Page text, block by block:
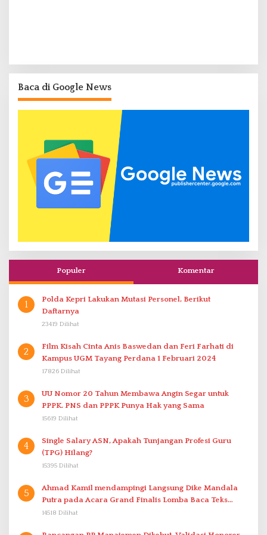
Baca di Google News
Populer Komentar
1
Polda Kepri Lakukan Mutasi Personel, Berikut
Daftarnya
23419 Dilihat
2
Film Kisah Cinta Anis Baswedan dan Feri Farhati di
Kampus UGM Tayang Perdana 1 Februari 2024
17826 Dilihat
3
UU Nomor 20 Tahun Membawa Angin Segar untuk
PPPK. PNS dan PPPK Punya Hak yang Sama
15619 Dilihat
4
Single Salary ASN, Apakah Tunjangan Profesi Guru
(TPG) Hilang?
15395 Dilihat
5
Ahmad Kamil mendampingi Langsung Dike Mandala
Putra pada Acara Grand Finalis Lomba Baca Teks
Proklamasi Mirip Bung Karno di Bali
14518 Dilihat